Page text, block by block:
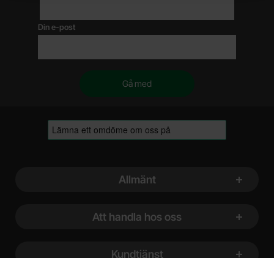
Din e-post
Allmänt
Att handla hos oss
Kundtjänst